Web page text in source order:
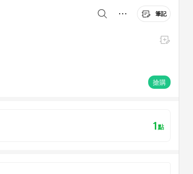
筆記
搶購
1點